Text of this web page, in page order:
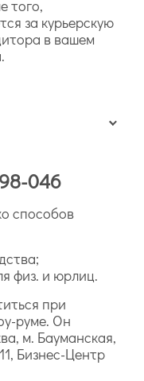
того,
за курьерскую
в вашем
046
способов
физ. и юрлиц.
при
руме. Он
м. Бауманская,
Бизнес-Центр